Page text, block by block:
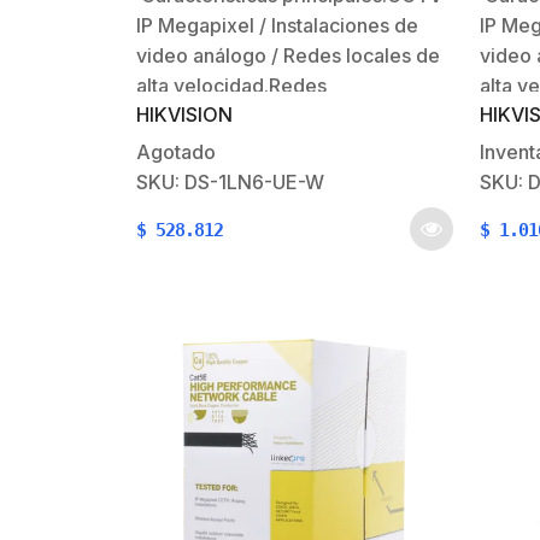
IP Megapixel / Instalaciones de
video análogo / Redes locales de
alta velocidad.Redes
inalámbricas.Para aplicaciones de
alta velocidad de datos, Fast
Ethernet y Gigabit
Ethernet.Instalaciones Gigabit de
voz/datos.Para uso en tuberías
HIKVISION
Agotado
SKU: DS-1LN6-UE-W
$ 528.812
de
IP
video
alta
alta
voz/
SKU:
$